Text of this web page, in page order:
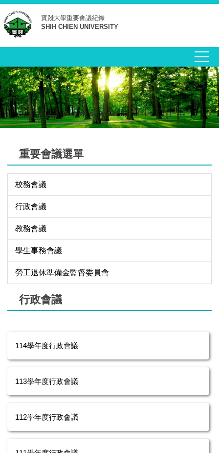
跳
到
主
要
容
區
實踐大學重要會議紀錄
SHIH CHIEN UNIVERSITY
重要會議選單
校務會議
行政會議
教務會議
學生事務會議
勞工退休準備金監督委員會
行政會議
114學年度行政會議
113學年度行政會議
112學年度行政會議